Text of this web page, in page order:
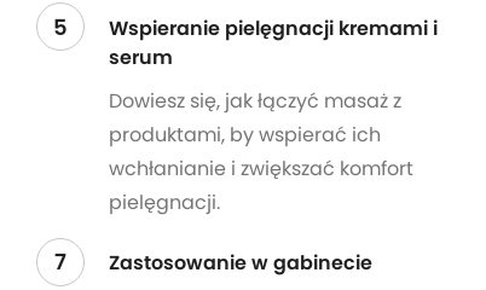
5
Wspieranie pielęgnacji kremami i
serum
Dowiesz się, jak łączyć masaż z
produktami, by wspierać ich
wchłanianie i zwiększać komfort
pielęgnacji.
7
Zastosowanie w gabinecie